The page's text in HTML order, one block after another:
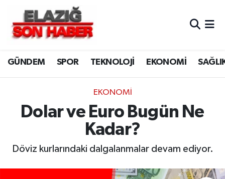
GÜNDEM SPOR TEKNOLOJİ EKONOMİ
EKONOMİ
Dolar ve Euro Bugün Ne
Kadar?
Döviz kurlarındaki dalgalanmalar devam ediyor.
CANLI YAYIN
ASAYİŞ
BİLİM VE TEKNOLOJİ
DÜNYA
Merkez Hava Durumu
Merkez Trafik Yoğunluk Haritası
Süper Lig Puan Durumu ve Fikstür
Tüm Manşetler